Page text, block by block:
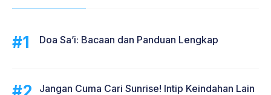
Doa Sa’i: Bacaan dan Panduan Lengkap
Jangan Cuma Cari Sunrise! Intip Keindahan Lain